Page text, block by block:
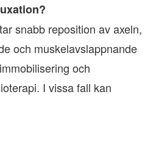
snabb reposition av axeln,
och muskelavslappnande
och
I vissa fall kan